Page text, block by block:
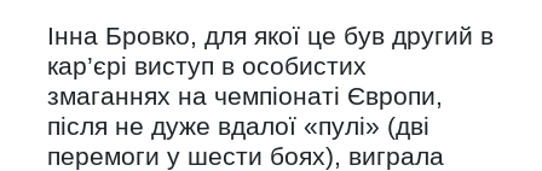
Інна Бровко, для якої це був другий в
кар’єрі виступ в особистих
змаганнях на чемпіонаті Європи,
після не дуже вдалої «пулі» (дві
перемоги у шести боях), виграла